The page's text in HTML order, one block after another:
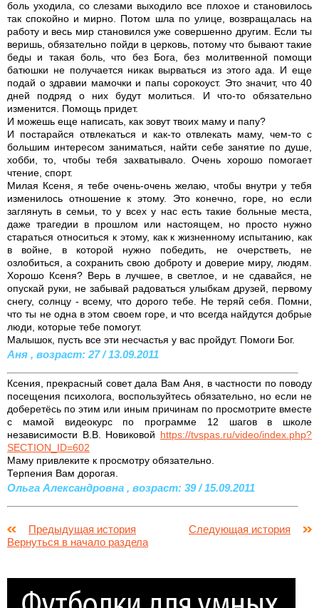
боль уходила, со слезами выходило все плохое и становилось
так спокойно и мирно. Потом шла по улице, возвращалась на
работу и весь мир становился уже совершенно другим. Если ты
веришь, обязательно пойди в церковь, потому что бывают такие
беды и такая боль, что без Бога, без молитвенной помощи
батюшки не получается никак вырваться из этого ада. И еще
подай о здравии мамочки и папы сорокоуст. Это значит, что 40
дней подряд о них будут молиться. И что-то обязательно
изменится. Помощь придет.
И можешь еще написать, как зовут твоих маму и папу?
И постарайся отвлекаться и как-то отвлекать маму, чем-то с
большим интересом заниматься, найти себе занятие по душе,
хобби, то, чтобы тебя захватывало. Очень хорошо помогает
чтение, спорт.
Милая Ксеня, я тебе очень-очень желаю, чтобы внутри у тебя
изменилось отношение к этому. Это конечно, горе, но если
заглянуть в семьи, то у всех у нас есть такие больные места,
даже трагедии в прошлом или настоящем, но просто нужно
стараться относиться к этому, как к жизненному испытанию, как
в войне, в которой нужно победить, не очерстветь, не
озлобиться, а сохранить свою доброту и доверие миру, людям.
Хорошо Ксеня? Верь в лучшее, в светлое, и не сдавайся, не
опускай руки, не забывай радоваться улыбкам друзей, первому
снегу, солнцу - всему, что дорого тебе. Не теряй себя. Помни,
что ты не одна в этом своем горе, и что всегда найдутся добрые
люди, которые тебе помогут.
Малышок, пусть все эти несчастья у вас пройдут. Помоги Бог.
Аня , возраст: 27 / 13.09.2011
Ксения, прекрасный совет дала Вам Аня, в частности по поводу
посещения психолога, воспользуйтесь обязательно, но если не
доберетёсь по этим или иным причинам по просмотрите вместе
с мамой видеокурс по программе 12 шагов в школе
независимости В.В. Новиковой https://tvspas.ru/video/index.php?
SECTION_ID=602
Маму привлеките к просмотру обязательно.
Терпения Вам дорогая.
Ольга Александровна , возраст: 39 / 15.09.2011
Предыдущая история
Следующая история
Вернуться в начало раздела